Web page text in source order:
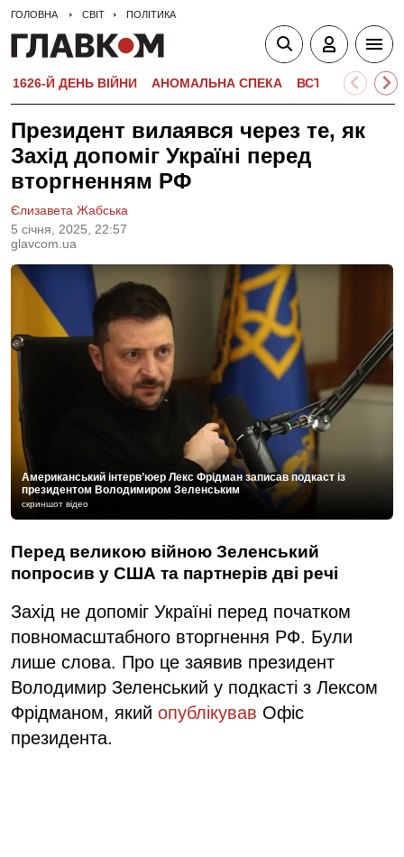
ГОЛОВНА СВІТ ПОЛІТИКА
1626-Й ДЕНЬ ВІЙНИ АНОМАЛЬНА СПЕКА ВСТУПНА
Президент вилаявся через те, як
Захід допоміг Україні перед
вторгненням РФ
5 сiчня, 2025, 22:57
glavcom.ua
Єлизавета Жабська
Американський інтерв’юер Лекс Фрідман записав подкаст із
президентом Володимиром Зеленським
скриншот відео
Перед великою війною Зеленський
попросив у США та партнерів дві речі
Захід не допоміг Україні перед початком
повномасштабного вторгнення РФ. Були
лише слова. Про це заявив президент
Володимир Зеленський у подкасті з Лексом
Фрідманом, який опублікував Офіс
президента.